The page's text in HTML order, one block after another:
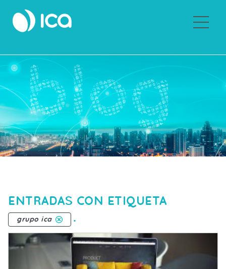
ENTRADAS CON ETIQUETA
grupo ica .